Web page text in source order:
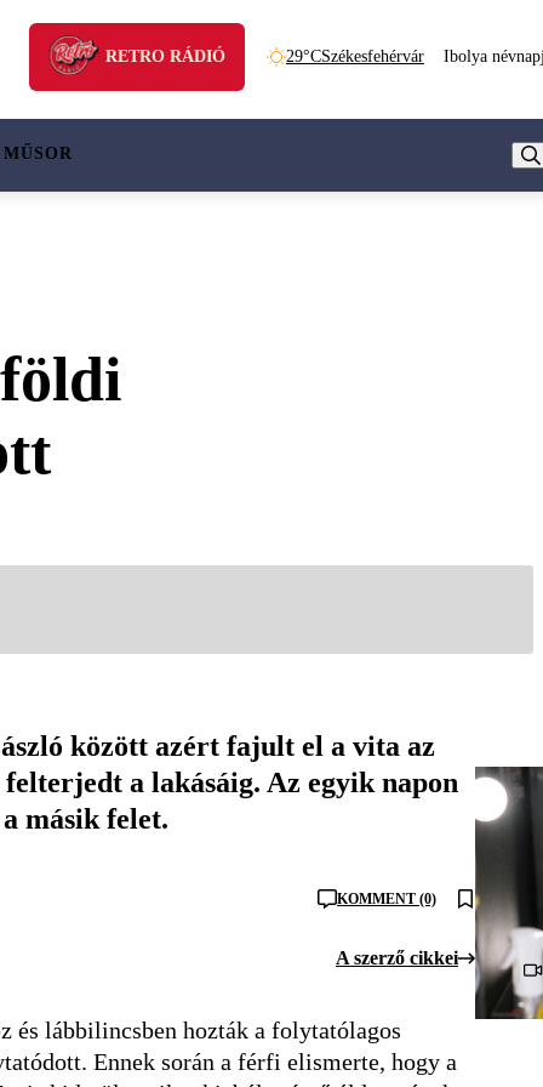
RETRO RÁDIÓ 29°CSzékesfehérvár Ibolya
között azért fajult el a vita az
a lakásáig. Az egyik napon
másik felet.
KOMMENT (0)
A szerző cikkei
és lábbilincsben hozták a folytatólagos
Ennek során a férfi elismerte, hogy a